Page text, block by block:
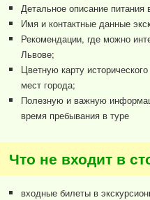
Детальное описание питания
Имя и контактные данные
Рекомендации, где можно
Львове;
Цветную карту
мест города;
Полезную и важную
время пребывания в туре
Что не входит в
входные билеты в